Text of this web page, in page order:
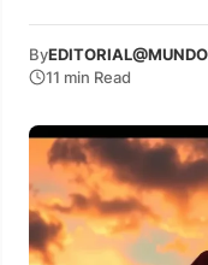
By
11 min Read